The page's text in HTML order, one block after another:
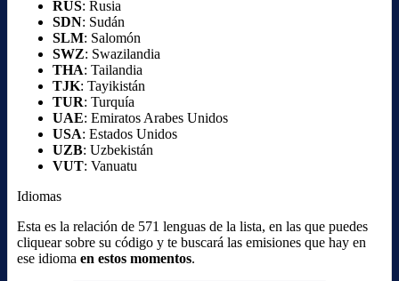
RUS: Rusia
SDN: Sudán
SLM: Salomón
SWZ: Swazilandia
THA: Tailandia
TJK: Tayikistán
TUR: Turquía
UAE: Emiratos Arabes Unidos
USA: Estados Unidos
UZB: Uzbekistán
VUT: Vanuatu
Idiomas
Esta es la relación de 571 lenguas de la lista, en las que puedes
cliquear sobre su código y te buscará las emisiones que hay en
ese idioma en estos momentos.